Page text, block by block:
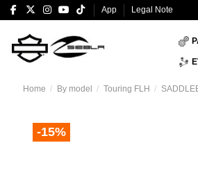
App Legal Note
Home By model Touring FLH
-15%